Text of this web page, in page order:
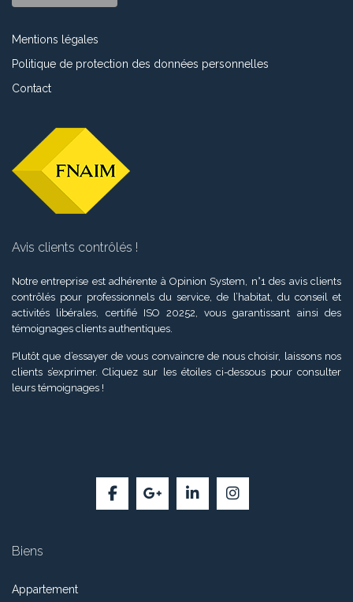
Mentions légales
Politique de protection des données personnelles
Contact
Avis clients contrôlés !
Notre entreprise est adhérente à Opinion System, n°1 des avis clients
contrôlés pour professionnels du service, de l’habitat, du conseil et
activités libérales, certifié ISO 20252, vous garantissant ainsi des
témoignages clients authentiques.
Plutôt que d’essayer de vous convaincre de nous choisir, laissons nos
clients s’exprimer. Cliquez sur les étoiles ci-dessous pour consulter
leurs témoignages !
Biens
Appartement